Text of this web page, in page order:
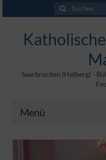
Suchen
nach:
Saarbrücken (Halberg) -
Menü
Angebote